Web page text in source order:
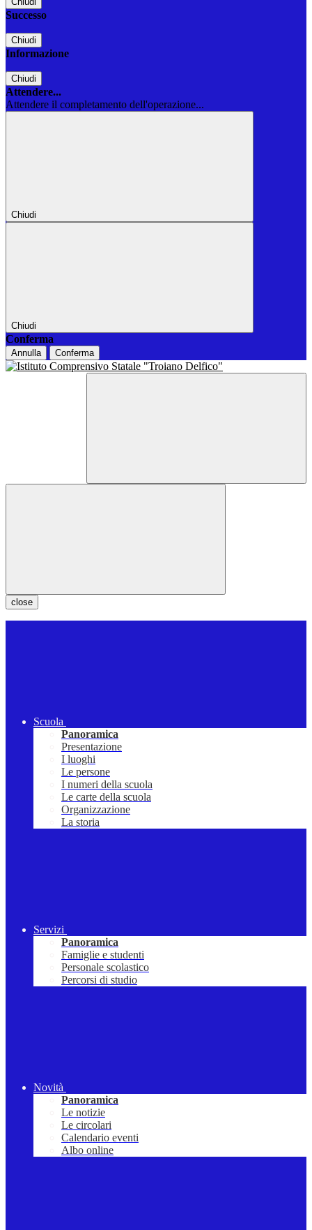
Successo
Chiudi
Informazione
Chiudi
Attendere...
Attendere il completamento dell'operazione...
Chiudi
Chiudi
Conferma
Annulla Conferma
close
Scuola
Panoramica
Presentazione
I luoghi
Le persone
I numeri della scuola
Le carte della scuola
Organizzazione
La storia
Servizi
Panoramica
Famiglie e studenti
Personale scolastico
Percorsi di studio
Novità
Panoramica
Le notizie
Le circolari
Calendario eventi
Albo online